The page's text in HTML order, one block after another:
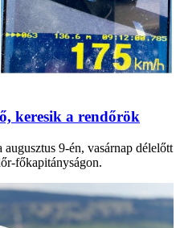
keresik a rendőrök
9-én, vasárnap délelőtt
főkapitányságon.